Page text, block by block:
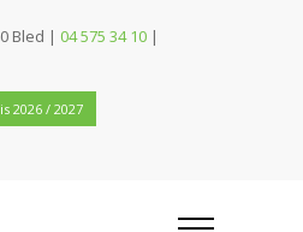
Bled | 04 575 34 10 |
2026 / 2027